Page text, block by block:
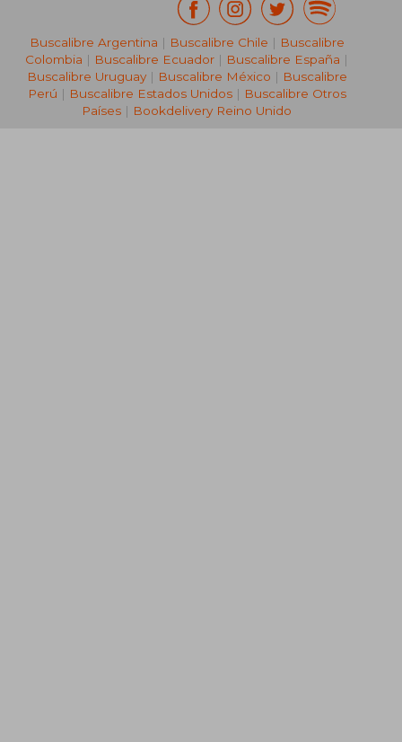
Buscalibre Argentina | Buscalibre Chile | Buscalibre
Colombia | Buscalibre Ecuador | Buscalibre España |
Buscalibre Uruguay| Buscalibre México | Buscalibre
Perú | Buscalibre Estados Unidos| Buscalibre Otros
Países | Bookdelivery Reino Unido